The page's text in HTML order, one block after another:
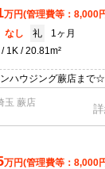
万円(管理費等：8,000
なし 礼
1ヶ月
1K 20.81m²
ハウジング蕨店まで☆
の内見・契約もお気
玉 蕨店
万円(管理費等：8,000